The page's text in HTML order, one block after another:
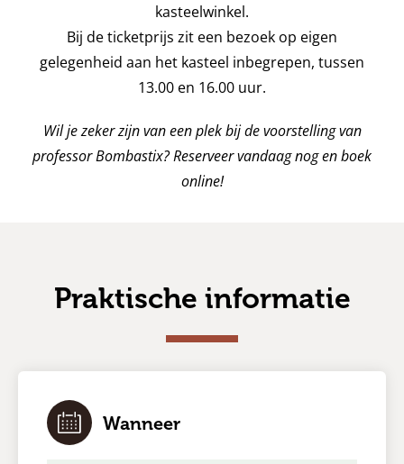
kasteelwinkel.
Bij de ticketprijs zit een bezoek op eigen
gelegenheid aan het kasteel inbegrepen, tussen
13.00 en 16.00 uur.
Wil je zeker zijn van een plek bij de voorstelling van
professor Bombastix? Reserveer vandaag nog en boek
online!
Praktische informatie
Wanneer